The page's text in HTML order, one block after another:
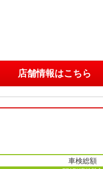
店舗情報はこちら
車検総額